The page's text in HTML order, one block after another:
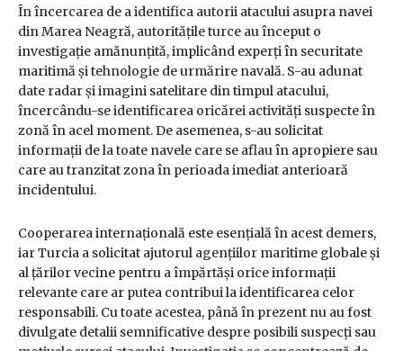
În încercarea de a identifica autorii atacului asupra navei
din Marea Neagră, autoritățile turce au început o
investigație amănunțită, implicând experți în securitate
maritimă și tehnologie de urmărire navală. S-au adunat
date radar și imagini satelitare din timpul atacului,
încercându-se identificarea oricărei activități suspecte în
zonă în acel moment. De asemenea, s-au solicitat
informații de la toate navele care se aflau în apropiere sau
care au tranzitat zona în perioada imediat anterioară
incidentului.
Cooperarea internațională este esențială în acest demers,
iar Turcia a solicitat ajutorul agențiilor maritime globale și
al țărilor vecine pentru a împărtăși orice informații
relevante care ar putea contribui la identificarea celor
responsabili. Cu toate acestea, până în prezent nu au fost
divulgate detalii semnificative despre posibili suspecți sau